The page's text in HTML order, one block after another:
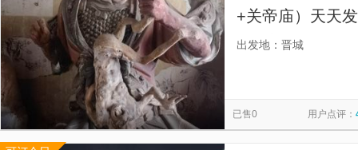
+关帝庙）天天
风彩塑+小南村
出发地：晋城
已售0 用户点评：